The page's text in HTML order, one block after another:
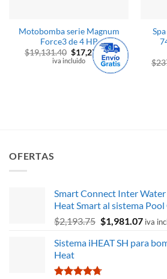
Motobomba serie Magnum
Force3 de 4 HP
$19,131.40 El
precio
original
$17,277.50El
precio
actual
es:
iva incluido
$
OFERTAS
Smart Connect Inter
Heat Smart al sistema
$2,193.75 El
original
$2,193.75.
$1,981.07El
actual
iva
Sistema iHEAT SH para
Heat